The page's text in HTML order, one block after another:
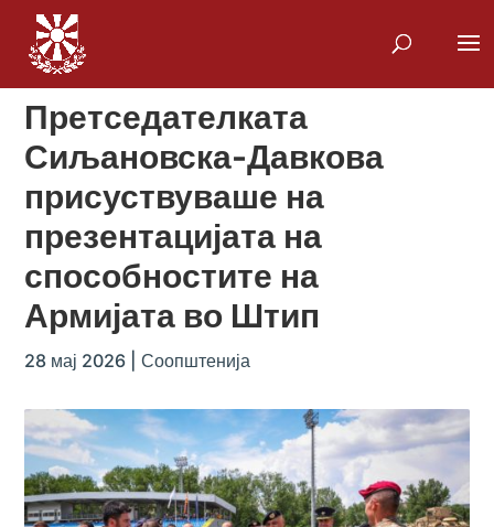
Претседателката
Сиљановска-Давкова
присуствуваше на
презентацијата на
способностите на
Армијата во Штип
28 мај 2026 |Соопштенија